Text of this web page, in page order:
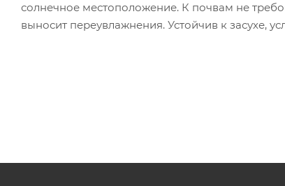
солнечное местоположение. К почвам не
выносит переувлажнения. Устойчив к засухе,